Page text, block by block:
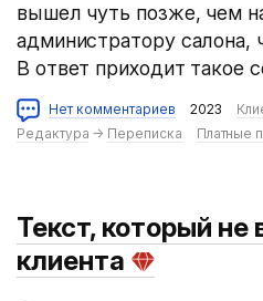
вышел чуть позже, чем
администратору салона,
В ответ приходит такое
Нет комментариев 2023
Редактура → Переписка Платные
Текст, который не
клиента